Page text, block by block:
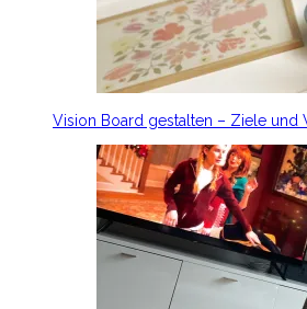
Vision Board gestalten – Ziele und